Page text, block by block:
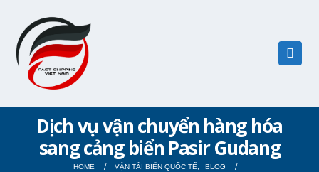
Dịch vụ vận chuyển hàng hóa
sang cảng biển Pasir Gudang
HOME VẬN TẢI BIỂN QUỐC TẾ
BLOG